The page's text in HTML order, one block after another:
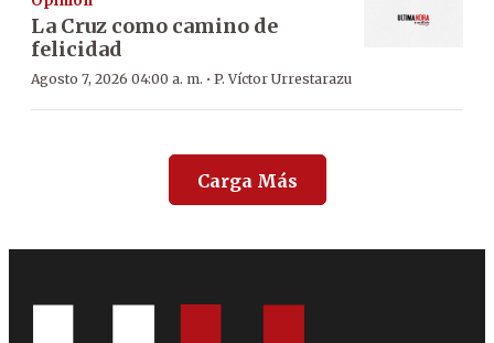
La Cruz como camino de
felicidad
Agosto 7, 2026 04:00 a. m. · P. Víctor Urrestarazu
Carga Más